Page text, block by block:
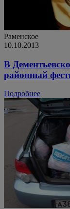
Раменское
10.10.2013
В
районный
Подробнее